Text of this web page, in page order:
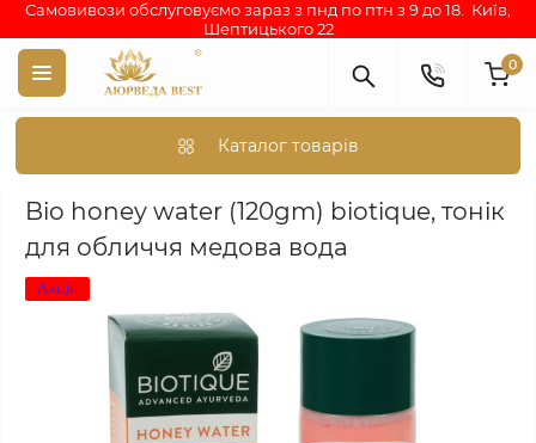
Самовивози обслуговуємо зараз з пнд по птн з 9 до 18. Київ,
Шептицького 22
0
Каталог товарів
Аюрведа каталог індійських товарів АЮРВЕДИЧНА
Bio honey water (120gm) biotique, тонік
для обличчя медова вода
Акція